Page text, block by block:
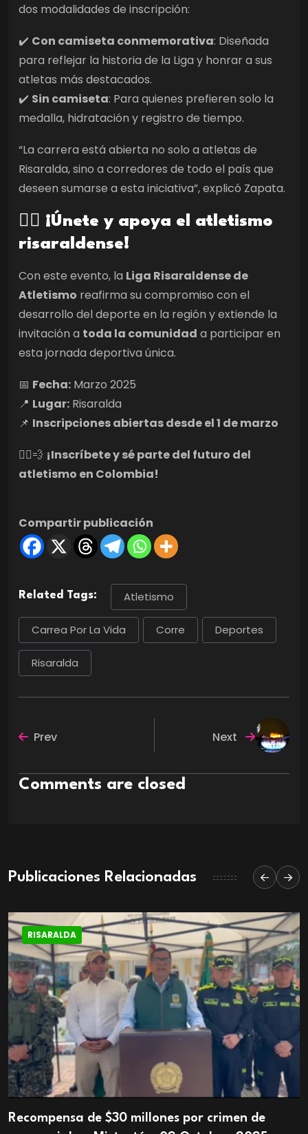
dos modalidades de inscripción:
✔️ Con camiseta conmemorativa: Diseñada
para reflejar la historia de la Liga y honrar a sus
atletas más destacados.
✔️ Sin camiseta: Para quienes prefieren solo la
medalla, hidratación y registro de tiempo.
“La carrera está abierta no solo a atletas de
Risaralda, sino a corredores de todo el país que
deseen sumarse a esta iniciativa”, explicó Zapata.
🏃‍♀️ ¡Únete y apoya el atletismo
risaraldense!
Con este evento, la Liga Risaraldense de
Atletismo reafirma su compromiso con el
desarrollo del deporte en la región y extiende la
invitación a toda la comunidad a participar en
esta jornada deportiva única.
📅 Fecha: Marzo 2025
📍 Lugar: Risaralda
📌 Inscripciones abiertas desde el 1 de marzo
🏃‍♂️💨 ¡Inscríbete y sé parte del futuro del
atletismo en Colombia!
Compartir publicación
Related Tags: Atletismo
Carrea Por La Vida Corre Deportes
Risaralda
Prev Next
Comments are closed
Publicaciones Relacionadas
RISARALDA
Recompensa de $30 millones por crimen de